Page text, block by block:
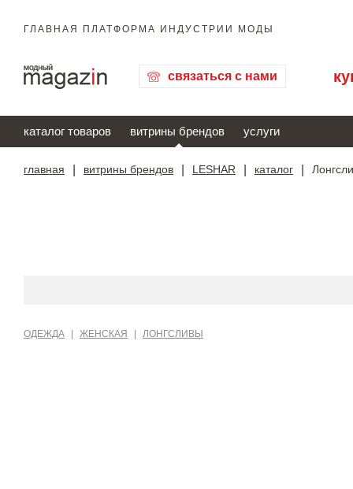
ГЛАВНАЯ ПЛАТФОРМА ИНДУСТРИИ МОДЫ
связаться с нами
каталог товаров витрины брендов услуги
главная витрины брендов LESHAR каталог
ОДЕЖДА ЖЕНСКАЯ ЛОНГСЛИВЫ